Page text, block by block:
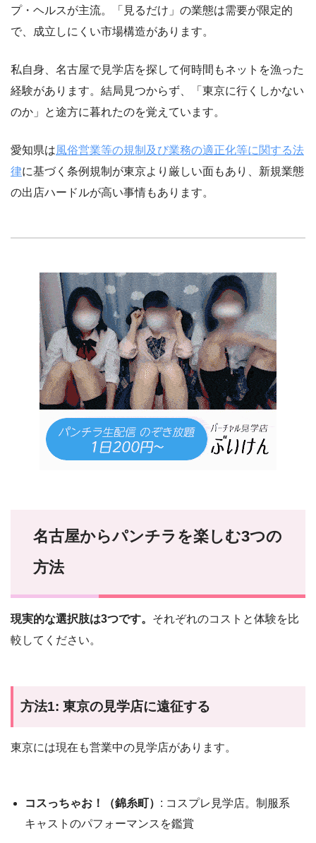
プ・ヘルスが主流。「見るだけ」の業態は需要が限定的
で、成立しにくい市場構造があります。
私自身、名古屋で見学店を探して何時間もネットを漁った
経験があります。結局見つからず、「東京に行くしかない
のか」と途方に暮れたのを覚えています。
愛知県は風俗営業等の規制及び業務の適正化等に関する法
律に基づく条例規制が東京より厳しい面もあり、新規業態
の出店ハードルが高い事情もあります。
名古屋からパンチラを楽しむ3つの
方法
現実的な選択肢は3つです。 それぞれのコストと体験を比
較してください。
方法1: 東京の見学店に遠征する
東京には現在も営業中の見学店があります。
コスっちゃお！（錦糸町） : コスプレ見学店。制服系
キャストのパフォーマンスを鑑賞